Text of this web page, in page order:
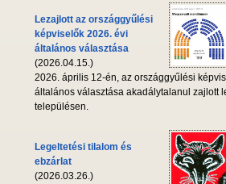
Lezajlott az országgyűlési
képviselők 2026. évi
általános választása
(2026.04.15.)
2026. április 12-én, az országgyűlési
általános választása akadálytalanul zajlott
településen.
Legeltetési tilalom és
ebzárlat
(2026.03.26.)